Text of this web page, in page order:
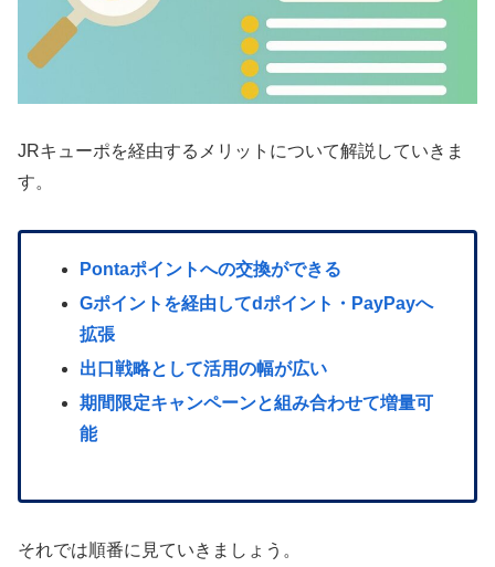
JRキューポを経由するメリットについて解説していきま
す。
Pontaポイントへの交換ができる
Gポイントを経由してdポイント・PayPayへ
拡張
出口戦略として活用の幅が広い
期間限定キャンペーンと組み合わせて増量可
能
それでは順番に見ていきましょう。